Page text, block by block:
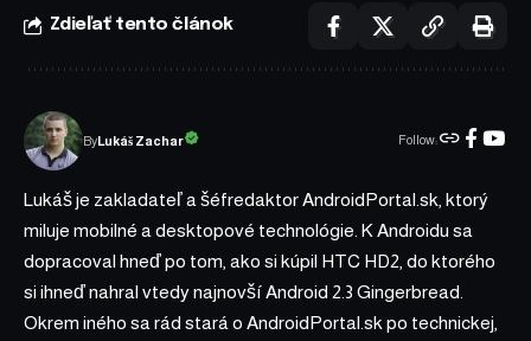
Zdieľať tento článok
ByLukáš Zachar Follow:
Lukáš je zakladateľ a šéfredaktor AndroidPortal.sk, ktorý
miluje mobilné a desktopové technológie. K Androidu sa
dopracoval hneď po tom, ako si kúpil HTC HD2, do ktorého
si ihneď nahral vtedy najnovší Android 2.3 Gingerbread.
Okrem iného sa rád stará o AndroidPortal.sk po technickej,